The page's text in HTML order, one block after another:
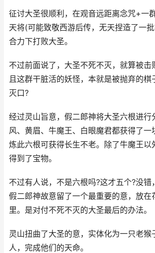
征讨大圣很顺利，在观音远距离念咒+一
天将(可能致敬西游后传，无天捏造了一
合力下打败大圣。
不过前面说了，大圣不死不灭，就算被击
且这群干脏活的妖怪，本就是被抛弃的棋
灭口?
经过灵山旨意，假二郎神将大圣六根进行
风、黄眉、牛魔王、白眼魔君都获得了一
炼此六根可获得长生不老。除了牛魔王以
得到了宝物。
不过有人说，不是六根吗?这才五个?没错
假二郎神故意留了一个最重要的意，放在
里。是对付不死不灭的大圣最后的办法。
灵山扭曲了大圣的意，实体化为一只老猴
人，完成他们的天命。